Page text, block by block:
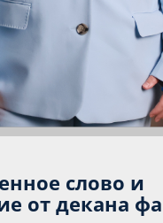
слово и
от декана